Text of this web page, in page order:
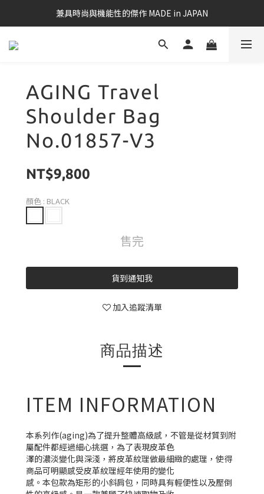
兼具時尚與機能性的傑作 MADE in JAPAN
AGING Travel
Shoulder Bag
No.01857-V3
NT$9,800
顏色 : BLACK
售完
貨到通知我
加入追蹤清單
商品描述
ITEM INFORMATION
本系列作(aging)為了提升整體高級感，不管是從材質到附
屬配件都經過細心挑選，為了表現皮革色
澤的濃淡變化與深淺，將皮革紋理做最細緻的處理，使得
商品可明顯感受皮革紋理經年使用的變化
感。本包款為矩形的小斜肩包，同時具有輕便性以及壓倒